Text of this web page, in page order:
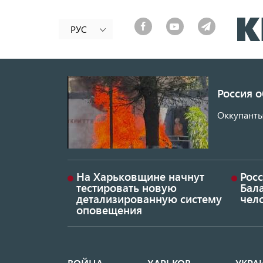
РУС
Россия
На Харьковщине начнут
тестировать новую
детализированную систему
оповещения